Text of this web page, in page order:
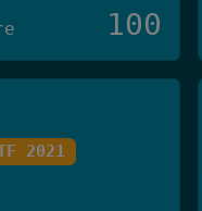
100
2021